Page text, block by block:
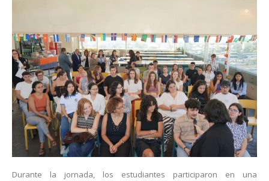
Durante la jornada, los estudiantes participaron en una